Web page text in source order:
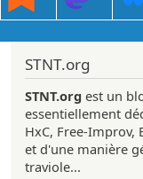
STNT.org
STNT.org est un
essentiellement
HxC, Free-Improv,
et d'une manière
traviole...